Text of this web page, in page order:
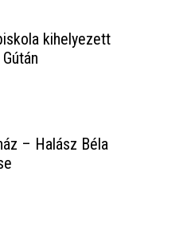
kihelyezett
– Halász Béla